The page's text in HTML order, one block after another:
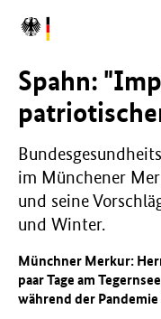
Hauptinhalt
springen
Hauptnavigation
springen
Seitenende
springen
L
o
u
d
e
s
i
n
i
s
t
Spahn:
im Münchener
und seine
und Winter.
Münchner Merkur:
paar Tage am
während der